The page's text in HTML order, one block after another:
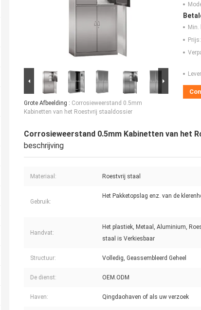
Grote Afbeelding : Corrosieweerstand 0.5mm
Kabinetten van het Roestvrij staaldossier
Min.
Prijs:
Corrosieweerstand 0.5mm Kabinetten van het
beschrijving
Materiaal: Roestvrij staal
Gebruik:
Het Pakketopslag enz. van de
Handvat:
Het plastiek, Metaal, Aluminium,
staal is Verkiesbaar
Structuur: Volledig, Geassembleerd Geheel
De dienst: OEM.ODM
Haven: Qingdaohaven of als uw verzoek